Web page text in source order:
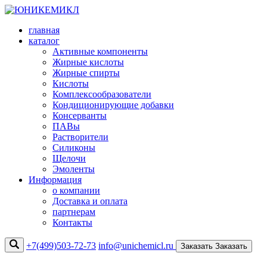
главная
каталог
Активные компоненты
Жирные кислоты
Жирные спирты
Кислоты
Комплексообразователи
Кондиционирующие добавки
Консерванты
ПАВы
Растворители
Силиконы
Щелочи
Эмоленты
Информация
о компании
Доставка и оплата
партнерам
Контакты
+7(499)503-72-73 info@unichemicl.ru Заказать Заказать